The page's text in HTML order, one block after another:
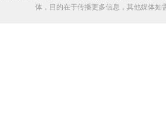
体，目的在于传播更多信息，其他媒体